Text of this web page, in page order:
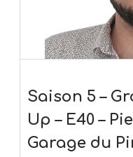
Saison 5 –
Up – E40 –
Garage du